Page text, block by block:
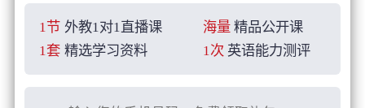
1节 外教1对1直播课 海量 精品公开课
1套 精选学习资料 1次 英语能力测评